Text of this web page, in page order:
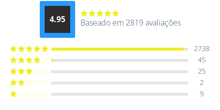
4.95
Avaliação
Baseado em 2819 avaliações
Avaliação5
2738
Avaliação
45
Avaliação
25
Avaliação
2
9